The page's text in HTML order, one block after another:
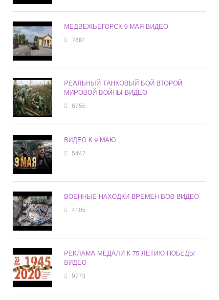
МЕДВЕЖЬЕГОРСК 9 МАЯ ВИДЕО
7881
РЕАЛЬНЫЙ ТАНКОВЫЙ БОЙ ВТОРОЙ
МИРОВОЙ ВОЙНЫ ВИДЕО
6755
ВИДЕО К 9 МАЮ
5447
ВОЕННЫЕ НАХОДКИ ВРЕМЕН ВОВ ВИДЕО
4105
РЕКЛАМА МЕДАЛИ К 75 ЛЕТИЮ ПОБЕДЫ
ВИДЕО
9773